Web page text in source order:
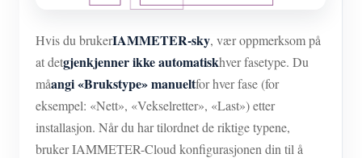
Hvis du brukerIAMMETER-sky, vær oppmerksom på
at detgjenkjenner ikke automatiskhver fasetype. Du
måangi «Brukstype» manueltfor hver fase (for
eksempel: «Nett», «Vekselretter», «Last») etter
installasjon. Når du har tilordnet de riktige typene,
bruker IAMMETER-Cloud konfigurasjonen din til å